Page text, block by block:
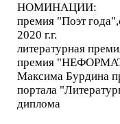
НОМИНАЦИИ:
премия "Поэт
2020 г.г.
литературная
премия
Максима Бурдина
портала
диплома